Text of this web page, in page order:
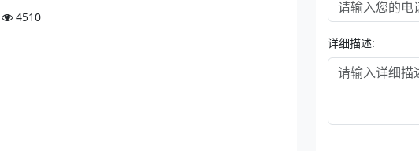
4510
详细描述: